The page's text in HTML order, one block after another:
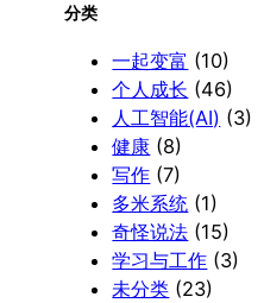
分类
一起变富 (10)
个人成长 (46)
人工智能(AI) (3)
健康 (8)
写作 (7)
多米系统 (1)
奇怪说法 (15)
学习与工作 (3)
未分类 (23)